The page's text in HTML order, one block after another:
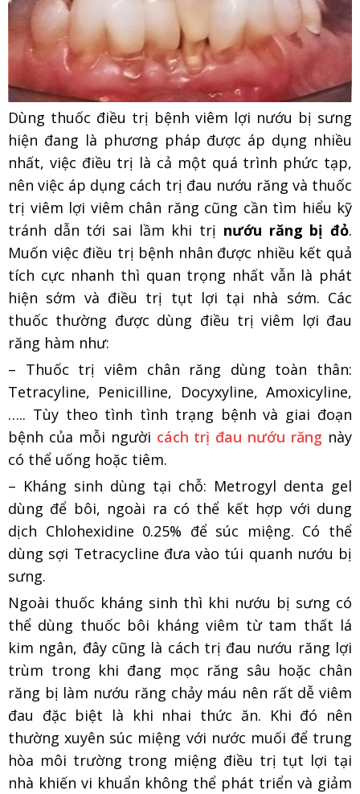
Dùng thuốc điều trị bệnh viêm lợi nướu bị sưng
hiện đang là phương pháp được áp dụng nhiều
nhất, việc điều trị là cả một quá trình phức tạp,
nên việc áp dụng cách trị đau nướu răng và thuốc
trị viêm lợi viêm chân răng cũng cần tìm hiểu kỹ
tránh dẫn tới sai lầm khi trị nướu răng bị đỏ.
Muốn việc điều trị bệnh nhân được nhiều kết quả
tích cực nhanh thì quan trọng nhất vẫn là phát
hiện sớm và điều trị tụt lợi tại nhà sớm. Các
thuốc thường được dùng điều trị viêm lợi đau
răng hàm như:
– Thuốc trị viêm chân răng dùng toàn thân:
Tetracyline, Penicilline, Docyxyline, Amoxicyline,
….. Tùy theo tình tình trạng bệnh và giai đoạn
bệnh của mỗi người cách trị đau nướu răng này
có thể uống hoặc tiêm.
– Kháng sinh dùng tại chỗ: Metrogyl denta gel
dùng để bôi, ngoài ra có thể kết hợp với dung
dịch Chlohexidine 0.25% để súc miệng. Có thể
dùng sợi Tetracycline đưa vào túi quanh nướu bị
sưng.
Ngoài thuốc kháng sinh thì khi nướu bị sưng có
thể dùng thuốc bôi kháng viêm từ tam thất lá
kim ngân, đây cũng là cách trị đau nướu răng lợi
trùm trong khi đang mọc răng sâu hoặc chân
răng bị làm nướu răng chảy máu nên rất dễ viêm
đau đặc biệt là khi nhai thức ăn. Khi đó nên
thường xuyên súc miệng với nước muối để trung
hòa môi trường trong miệng điều trị tụt lợi tại
nhà khiến vi khuẩn không thể phát triển và giảm